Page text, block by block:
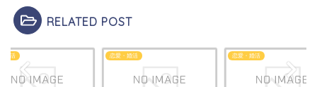
RELATED POST
婚活 恋愛・婚活 恋愛・婚活